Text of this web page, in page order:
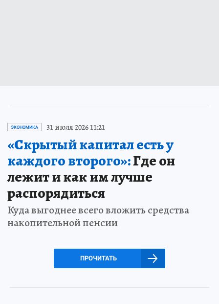
ЭКОНОМИКА 31 июля 2026 11:21
«Скрытый капитал есть у
каждого второго»:Где он
лежит и как им лучше
распорядиться
Куда выгоднее всего вложить средства
накопительной пенсии
ПРОЧИТАТЬ